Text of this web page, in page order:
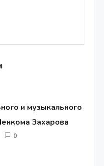
и музыкального
Захарова
0